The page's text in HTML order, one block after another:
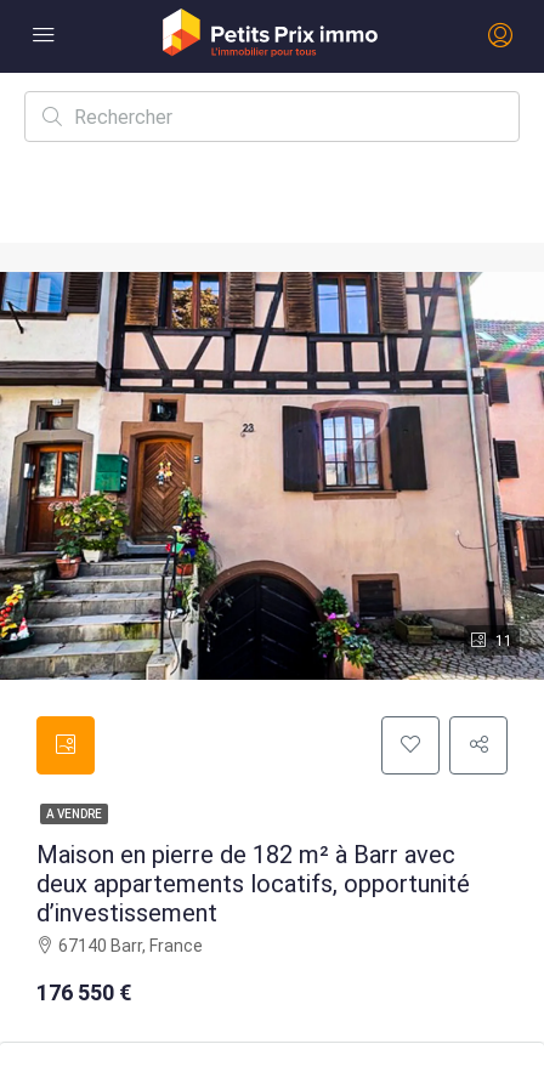
11
A VENDRE
Maison en pierre de 182 m² à Barr avec
deux appartements locatifs, opportunité
d’investissement
67140 Barr, France
176 550 €